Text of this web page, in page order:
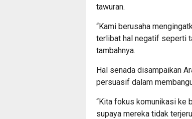
tawuran.
“Kami berusaha
terlibat hal negatif seperti
tambahnya.
Hal senada disampaikan
persuasif dalam
“Kita fokus komunikasi ke
supaya mereka tidak